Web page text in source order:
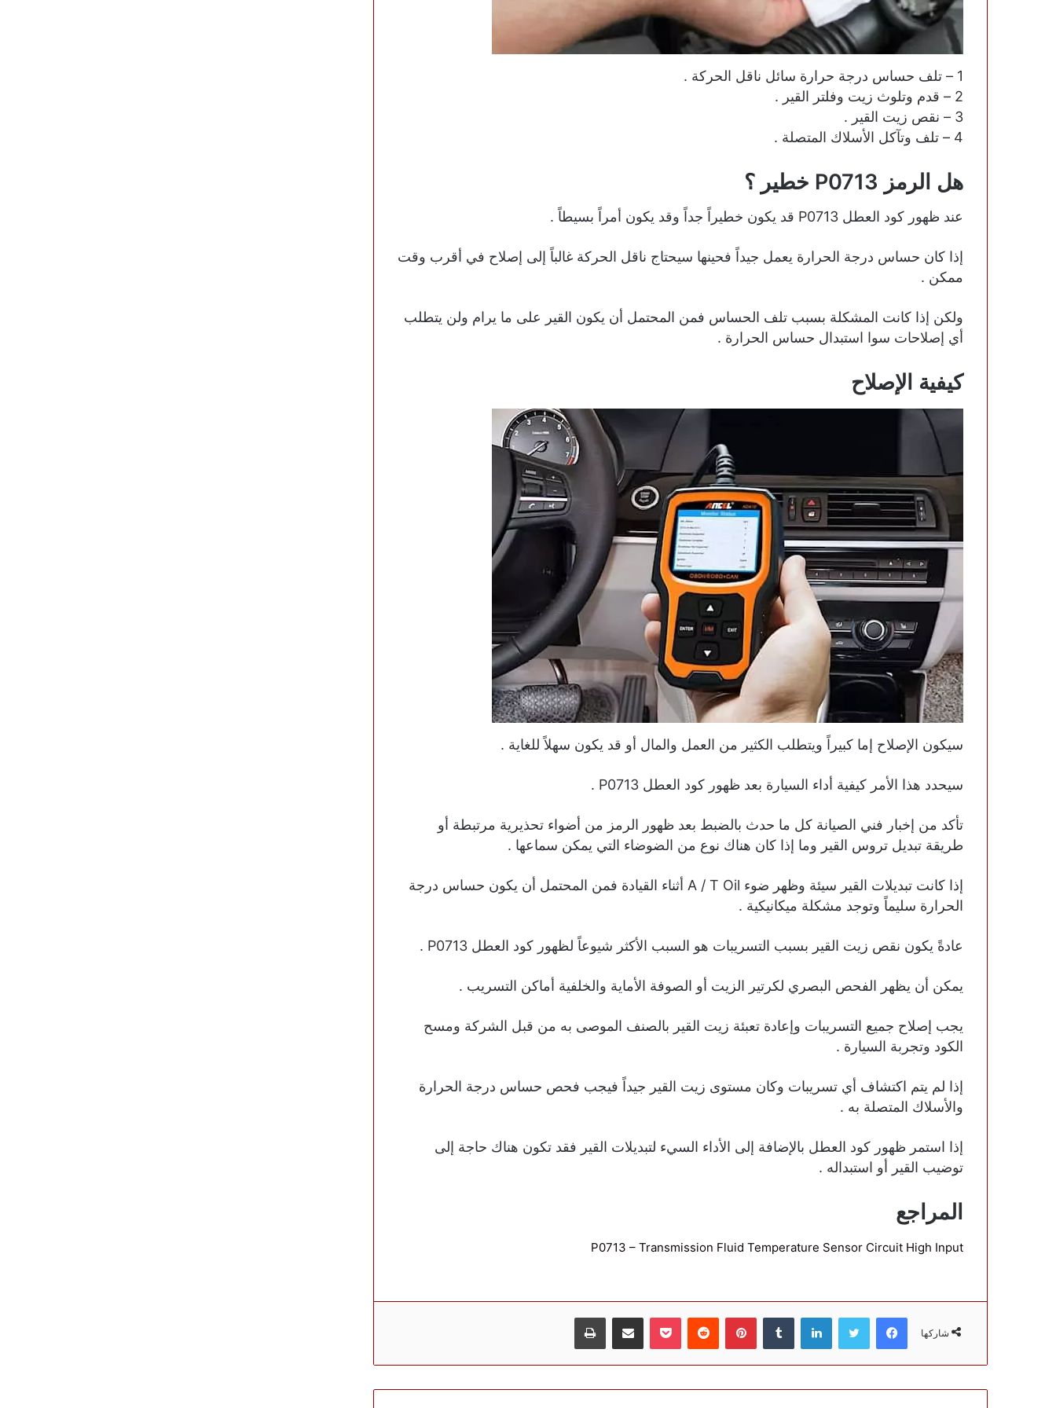
1 – تلف حساس درجة حرارة سائل ناقل الحركة .
2 – قدم وتلوث زيت وفلتر القير .
3 – نقص زيت القير .
4 – تلف وتآكل الأسلاك المتصلة .
هل الرمز P0713 خطير ؟
عند ظهور كود العطل P0713 قد يكون خطيراً جداً وقد يكون أمراً بسيطاً .
إذا كان حساس درجة الحرارة يعمل جيداً فحينها سيحتاج ناقل الحركة غالباً إلى إصلاح في أقرب وقت
ممكن .
ولكن إذا كانت المشكلة بسبب تلف الحساس فمن المحتمل أن يكون القير على ما يرام ولن يتطلب
أي إصلاحات سوا استبدال حساس الحرارة .
كيفية الإصلاح
سيكون الإصلاح إما كبيراً ويتطلب الكثير من العمل والمال أو قد يكون سهلاً للغاية .
سيحدد هذا الأمر كيفية أداء السيارة بعد ظهور كود العطل P0713 .
تأكد من إخبار فني الصيانة كل ما حدث بالضبط بعد ظهور الرمز من أضواء تحذيرية مرتبطة أو
طريقة تبديل تروس القير وما إذا كان هناك نوع من الضوضاء التي يمكن سماعها .
إذا كانت تبديلات القير سيئة وظهر ضوء A / T Oil أثناء القيادة فمن المحتمل أن يكون حساس درجة
الحرارة سليماً وتوجد مشكلة ميكانيكية .
عادةً يكون نقص زيت القير بسبب التسريبات هو السبب الأكثر شيوعاً لظهور كود العطل P0713 .
يمكن أن يظهر الفحص البصري لكرتير الزيت أو الصوفة الأماية والخلفية أماكن التسريب .
يجب إصلاح جميع التسريبات وإعادة تعبئة زيت القير بالصنف الموصى به من قبل الشركة ومسح
الكود وتجربة السيارة .
إذا لم يتم اكتشاف أي تسريبات وكان مستوى زيت القير جيداً فيجب فحص حساس درجة الحرارة
والأسلاك المتصلة به .
إذا استمر ظهور كود العطل بالإضافة إلى الأداء السيء لتبديلات القير فقد تكون هناك حاجة إلى
توضيب القير أو استبداله .
المراجع
P0713 – Transmission Fluid Temperature Sensor Circuit High Input
شاركها
فيسبوك تويتر لينكدإن بينتيريست بوكيت مشاركة عبر البريد طباعة